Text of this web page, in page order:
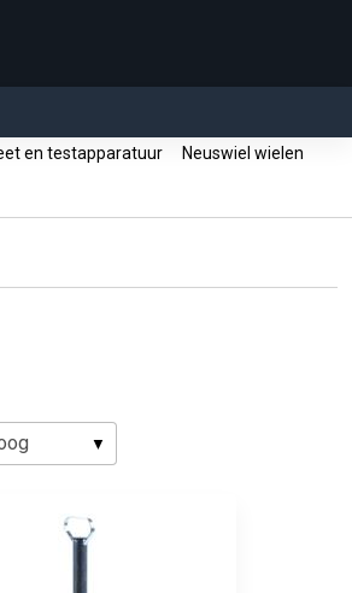
en testapparatuur
Neuswiel wielen